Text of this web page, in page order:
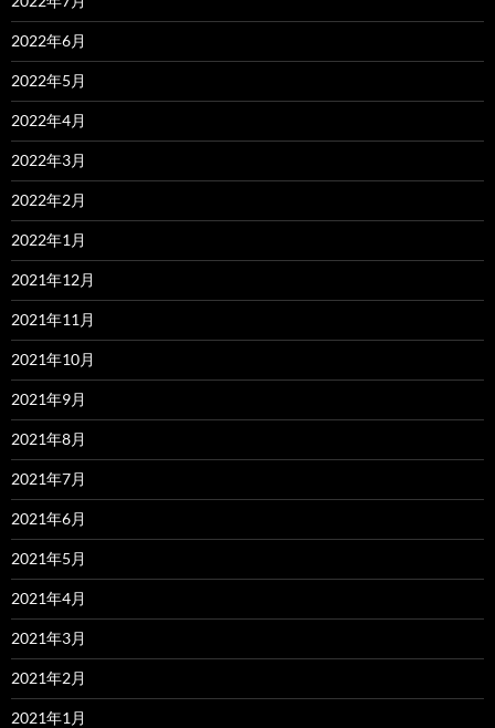
2022年6月
2022年5月
2022年4月
2022年3月
2022年2月
2022年1月
2021年12月
2021年11月
2021年10月
2021年9月
2021年8月
2021年7月
2021年6月
2021年5月
2021年4月
2021年3月
2021年2月
2021年1月